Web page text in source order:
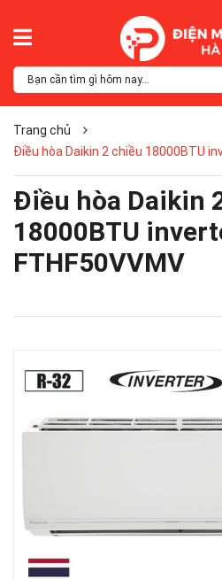
Trang chủ
Điều hòa Daikin 2 chiều 18000BTU
Điều hòa Daikin
18000BTU
FTHF50VVMV